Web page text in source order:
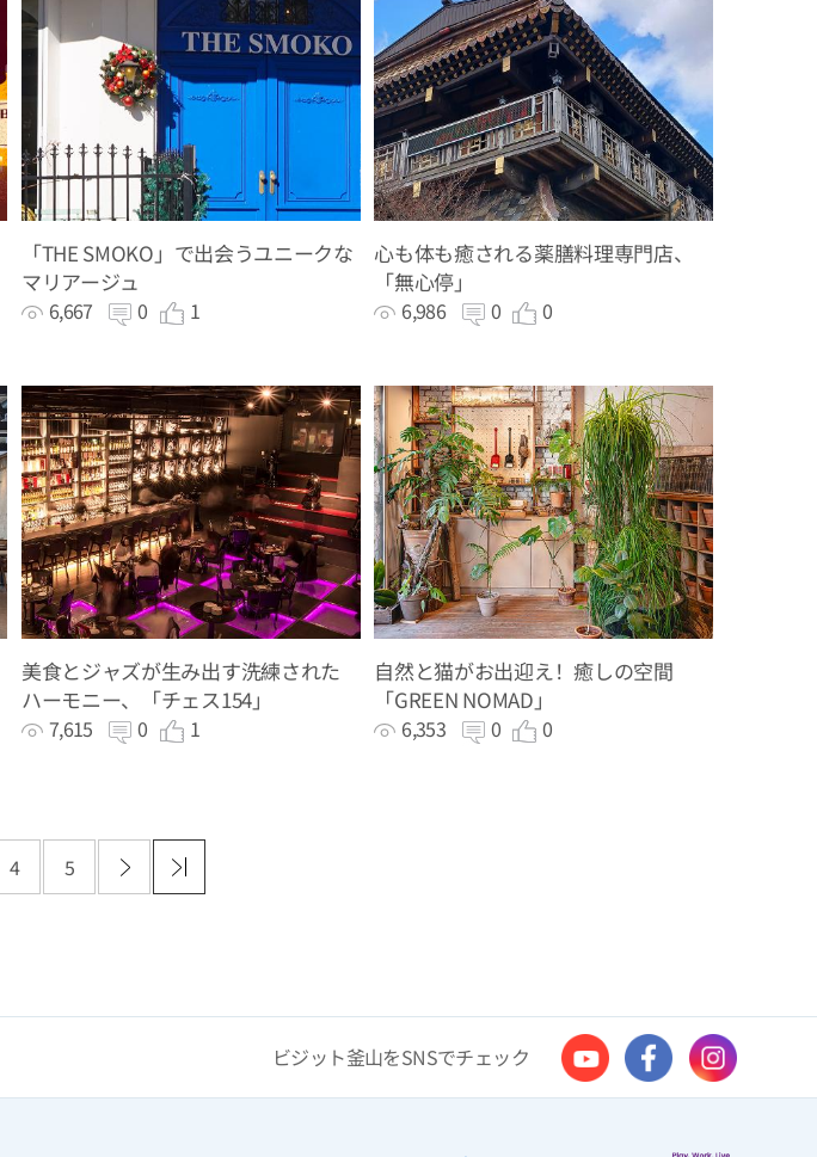
「THE SMOKO」で出会うユニークな
マリアージュ
6,667 0 1
心も体も癒される薬膳料理専門店、
「無心停」
6,986 0 0
美食とジャズが生み出す洗練された
ハーモニー、「チェス154」
7,615 0 1
自然と猫がお出迎え！癒しの空間
「GREEN NOMAD」
6,353 0 0
4 5
ビジット釜山をSNSでチェック